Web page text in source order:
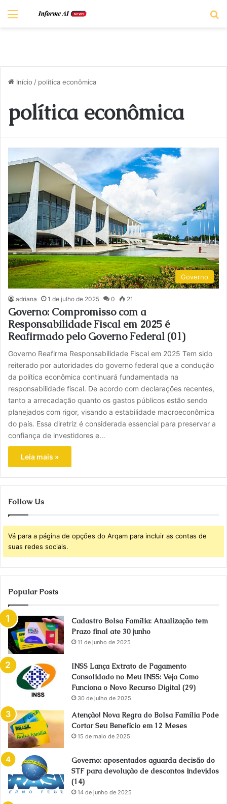
Menu
Início / política econômica
política econômica
Governo
adriana 1 de julho de 2025 0 21
Governo: Compromisso com a
Responsabilidade Fiscal em 2025 é
Reafirmado pelo Governo Federal (01)
Governo Reafirma Responsabilidade Fiscal em 2025 Tem sido
reiterado por autoridades do governo federal que a condução
da política econômica continuará fundamentada na
responsabilidade fiscal. De acordo com declarações recentes,
tanto a arrecadação quanto os gastos públicos estão sendo
planejados com rigor, visando a estabilidade macroeconômica
do país. Essa diretriz é considerada essencial para preservar a
confiança de investidores e…
Leia mais »
Follow Us
Vá para a página de opções do Arqam para incluir as contas de
suas redes sociais.
Popular Posts
Cadastro Bolsa Família: Atualização tem
Prazo final ate 30 junho
11 de junho de 2025
INSS Lança Extrato de Pagamento
Consolidado no Meu INSS: Veja Como
Funciona o Novo Recurso Digital (29)
30 de julho de 2025
Atenção! Nova Regra do Bolsa Família Pode
Cortar Seu Benefício em 12 Meses
15 de maio de 2025
Governo: aposentados aguarda decisão do
STF para devolução de descontos indevidos
(14)
14 de junho de 2025